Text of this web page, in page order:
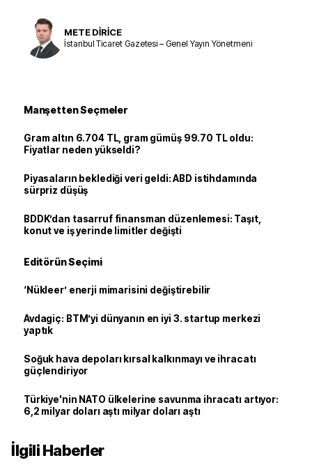
METE DİRİCE
İstanbul Ticaret Gazetesi – Genel Yayın Yönetmeni
Manşetten Seçmeler
Gram altın 6.704 TL, gram gümüş 99.70 TL oldu:
Fiyatlar neden yükseldi?
Piyasaların beklediği veri geldi: ABD istihdamında
sürpriz düşüş
BDDK’dan tasarruf finansman düzenlemesi: Taşıt,
konut ve iş yerinde limitler değişti
Editörün Seçimi
‘Nükleer’ enerji mimarisini değiştirebilir
Avdagiç: BTM’yi dünyanın en iyi 3. startup merkezi
yaptık
Soğuk hava depoları kırsal kalkınmayı ve ihracatı
güçlendiriyor
Türkiye'nin NATO ülkelerine savunma ihracatı artıyor:
6,2 milyar doları aştı milyar doları aştı
İlgili Haberler